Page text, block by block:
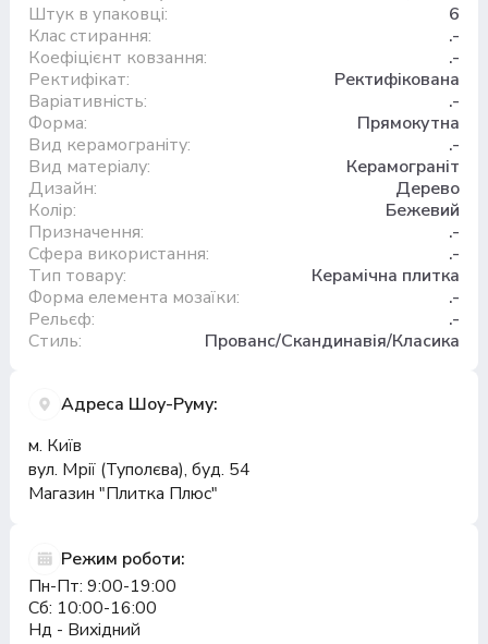
Штук в упаковці:
6
Клас стирання:
.-
Коефіцієнт ковзання:
.-
Ректифікат:
Ректифікована
Варіативність:
.-
Форма:
Прямокутна
Вид керамограніту:
.-
Вид матеріалу:
Керамограніт
Дизайн:
Дерево
Колір:
Бежевий
Призначення:
.-
Сфера використання:
.-
Тип товару:
Керамічна плитка
Форма елемента мозаїки:
.-
Рельєф:
.-
Стиль:
Прованс/Скандинавія/Класика
Адреса Шоу-Руму:
м. Київ
вул. Мрії (Туполєва), буд. 54
Магазин "Плитка Плюс"
Режим роботи:
Пн-Пт: 9:00-19:00
Сб: 10:00-16:00
Нд - Вихідний